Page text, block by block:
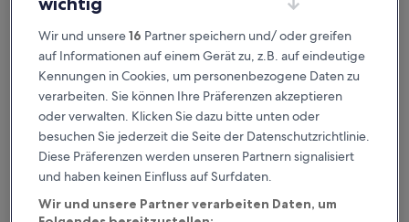
Dieses Wochenende
7. Aug. - 9. Aug.
14. Aug. - 16. Aug.
Abuta – wo übernachten?
Günstige Hotels: Top-Optionen in
Kutchan
Hilton Niseko Village
Wir und unsere16 Partner speichern und/ oder greifen
auf Informationen auf einem Gerät zu, z.B. auf eindeutige
Kennungen in Cookies, um personenbezogene Daten zu
verarbeiten. Sie können Ihre Präferenzen akzeptieren
oder verwalten. Klicken Sie dazu bitte unten oder
besuchen Sie jederzeit die Seite der Datenschutzrichtlinie.
Diese Präferenzen werden unseren Partnern signalisiert
und haben keinen Einfluss auf Surfdaten.
Wir und unsere Partner verarbeiten Daten, um